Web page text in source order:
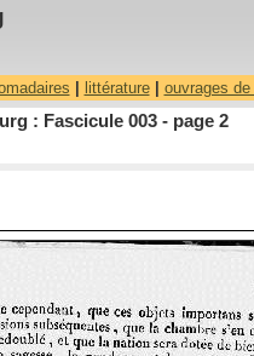
littérature| ouvrages
: Fascicule 003 - page 2